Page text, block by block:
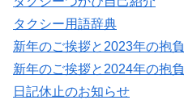
タクシー用語辞典
新年のご挨拶と2023年の抱負
新年のご挨拶と2024年の抱負
日記休止のお知らせ